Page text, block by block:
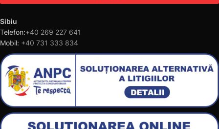
Sibiu
Telefon:+40 269 227 641
Mobil: +40 731 333 834